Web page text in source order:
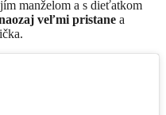
manželom a s dieťatkom
veľmi pristane a